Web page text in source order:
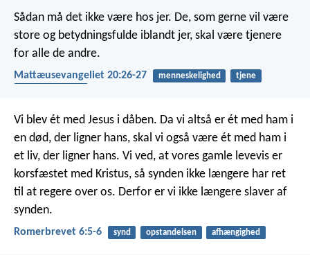
Sådan må det ikke være hos jer. De, som gerne vil være
store og betydningsfulde iblandt jer, skal være tjenere
for alle de andre.
Mattæusevangeliet 20:26-27 menneskelighed
tjene
Vi blev ét med Jesus i dåben. Da vi altså er ét med ham i
en død, der ligner hans, skal vi også være ét med ham i
et liv, der ligner hans. Vi ved, at vores gamle levevis er
korsfæstet med Kristus, så synden ikke længere har ret
til at regere over os. Derfor er vi ikke længere slaver af
synden.
Romerbrevet 6:5-6 synd opstandelsen afhængighed